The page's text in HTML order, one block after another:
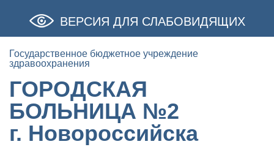
ВЕРСИЯ ДЛЯ СЛАБОВИДЯЩИХ
Государственное бюджетное учреждение
здравоохранения
ГОРОДСКАЯ
БОЛЬНИЦА №2
г. Новороссийска